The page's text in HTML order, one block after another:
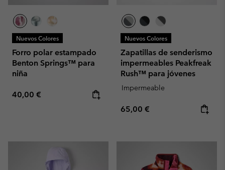
Nuevos Colores
Forro polar estampado
Benton Springs™ para
niña
Regular price:
40,00 €
Nuevos Colores
Zapatillas de senderismo
impermeables Peakfreak
Rush™ para jóvenes
Impermeable
Regular price:
65,00 €